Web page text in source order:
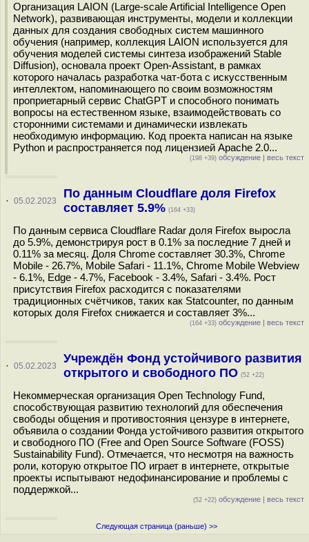
Организация LAION (Large-scale Artificial Intelligence Open
Network), развивающая инструменты, модели и коллекции
данных для создания свободных систем машинного
обучения (например, коллекция LAION используется для
обучения моделей системы синтеза изображений Stable
Diffusion), основала проект Open-Assistant, в рамках
которого началась разработка чат-бота с искусственным
интеллектом, напоминающего по своим возможностям
проприетарный сервис ChatGPT и способного понимать
вопросы на естественном языке, взаимодействовать со
сторонними системами и динамически извлекать
необходимую информацию. Код проекта написан на языке
Python и распространяется под лицензией Apache 2.0...
(198 +39) обсуждение | весь текст
· 05.02.2023
По данным Cloudflare доля Firefox
составляет 5.9% (164 +33)
По данным сервиса Cloudflare Radar доля Firefox выросла
до 5.9%, демонстрируя рост в 0.1% за последние 7 дней и
0.11% за месяц. Доля Chrome составляет 30.3%, Chrome
Mobile - 26.7%, Mobile Safari - 11.1%, Chrome Mobile Webview
- 6.1%, Edge - 4.7%, Facebook - 3.4%, Safari - 3.4%. Рост
присутствия Firefox расходится с показателями
традиционных счётчиков, таких как Statcounter, по данным
которых доля Firefox снижается и составляет 3%...
(164 +33) обсуждение | весь текст
· 05.02.2023
Учреждён Фонд устойчивого развития
открытого и свободного ПО (52 +22)
Некоммерческая организация Open Technology Fund,
способствующая развитию технологий для обеспечения
свободы общения и противостояния цензуре в интернете,
объявила о создании Фонда устойчивого развития открытого
и свободного ПО (Free and Open Source Software (FOSS)
Sustainability Fund). Отмечается, что несмотря на важность
роли, которую открытое ПО играет в интернете, открытые
проекты испытывают недофинансирование и проблемы с
поддержкой...
(52 +22) обсуждение | весь текст
Следующая страница (раньше) >>